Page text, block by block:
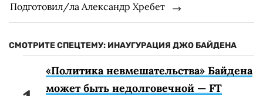
Подготовил/ла Александр Хребет
СМОТРИТЕ СПЕЦТЕМУ: ИНАУГУРАЦИЯ ДЖО БАЙДЕНА
«Политика невмешательства» Байдена
может быть недолговечной — FT